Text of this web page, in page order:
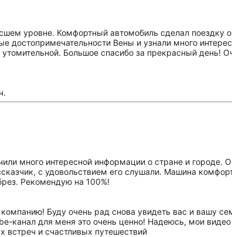
уровне. Комфортный автомобиль сделал
достопримечательности Вены и узнали много
Большое спасибо за прекрасный день!
много интересной информации о стране и
с удовольствием его слушали. Машина
Рекомендую на 100%!
Буду очень рад снова увидеть вас и вашу
канал для меня это очень ценно! Надеюсь, мои
встреч и счастливых путешествий